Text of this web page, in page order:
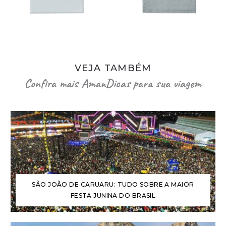
VEJA TAMBÉM
Confira mais AmanDicas para sua viagem
SÃO JOÃO DE CARUARU: TUDO SOBRE A MAIOR
FESTA JUNINA DO BRASIL